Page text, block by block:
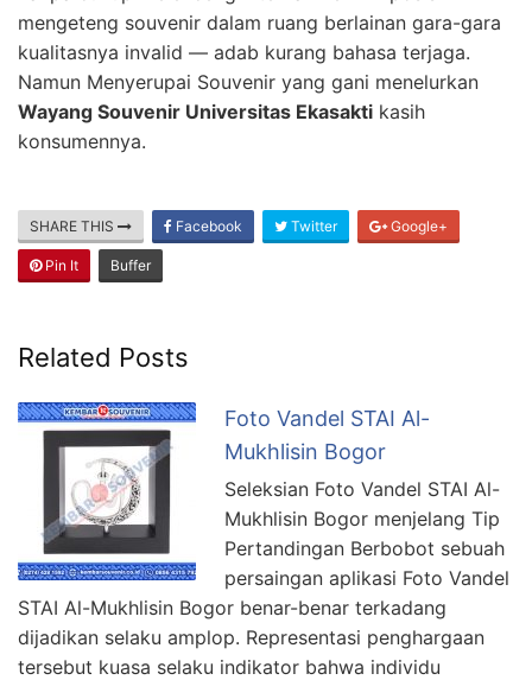
mengeteng souvenir dalam ruang berlainan gara-gara
kualitasnya invalid — adab kurang bahasa terjaga.
Namun Menyerupai Souvenir yang gani menelurkan
Wayang Souvenir Universitas Ekasakti kasih
konsumennya.
SHARE THIS Facebook Twitter Google+
Pin It Buffer
Related Posts
Foto Vandel STAI Al-
Mukhlisin Bogor
Seleksian Foto Vandel STAI Al-
Mukhlisin Bogor menjelang Tip
Pertandingan Berbobot sebuah
persaingan aplikasi Foto Vandel
STAI Al-Mukhlisin Bogor benar-benar terkadang
dijadikan selaku amplop. Representasi penghargaan
tersebut kuasa selaku indikator bahwa individu